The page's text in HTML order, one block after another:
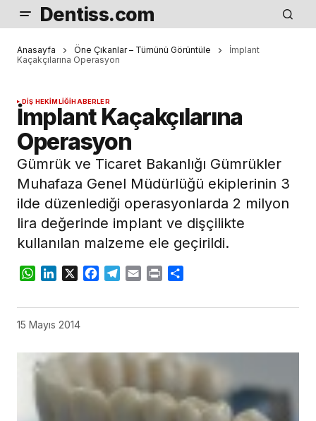
Dentiss.com
Anasayfa Öne Çıkanlar – Tümünü Görüntüle
İmplant
Kaçakçılarına Operasyon
DIŞ HEKIMLIĞIHABERLER
İmplant Kaçakçılarına
Operasyon
Gümrük ve Ticaret Bakanlığı Gümrükler
Muhafaza Genel Müdürlüğü ekiplerinin 3
ilde düzenlediği operasyonlarda 2 milyon
lira değerinde implant ve dişçilikte
kullanılan malzeme ele geçirildi.
WhatsApp
LinkedIn
X Facebook
Telegram
Email Print
15 Mayıs 2014